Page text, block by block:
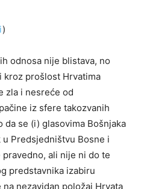
)
odnosa nije blistava, no
kroz prošlost Hrvatima
zla i nesreće od
iz sfere takozvanih
se (i) glasovima Bošnjaka
Predsjedništvu Bosne i
ali nije ni do te
predstavnika izabiru
nezavidan položaj Hrvata